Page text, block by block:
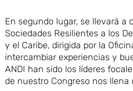
En segundo lugar, se llevará a
Sociedades Resilientes a los
y el Caribe, dirigida por la
intercambiar experiencias y
ANDI han sido los líderes
de nuestro Congreso nos